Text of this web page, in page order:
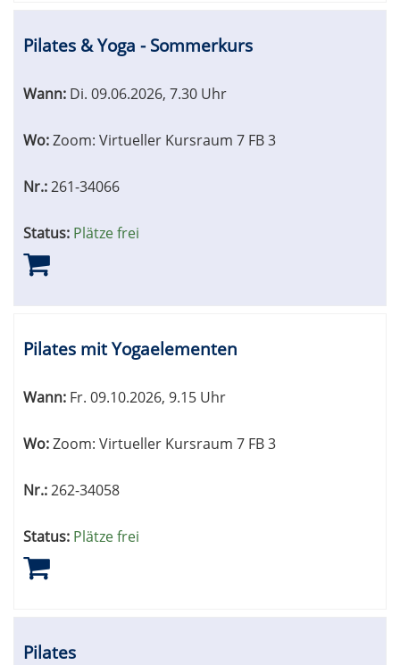
Pilates & Yoga - Sommerkurs
Wann: Di. 09.06.2026, 7.30 Uhr
Wo:Zoom: Virtueller Kursraum 7 FB 3
Nr.:261-34066
Status: Plätze frei
Pilates mit Yogaelementen
Wann: Fr. 09.10.2026, 9.15 Uhr
Wo:Zoom: Virtueller Kursraum 7 FB 3
Nr.:262-34058
Status: Plätze frei
Pilates